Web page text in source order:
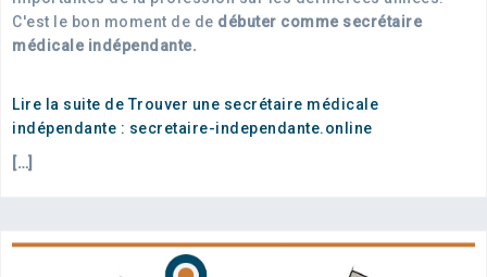
C'est le bon moment de de débuter comme secrétaire
médicale indépendante.
Lire la suite de Trouver une secrétaire médicale
indépendante : secretaire-independante.online
[…]